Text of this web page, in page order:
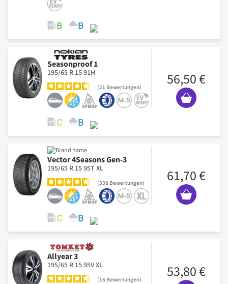
Seasonproof 1
195/65 R 15 91H
21 Bewertungen 56,50 €
Vector 4Seasons Gen-3
195/65 R 15 95T XL
338 Bewertungen 61,70 €
Allyear 3
195/65 R 15 95V XL
16 Bewertungen 53,80 €